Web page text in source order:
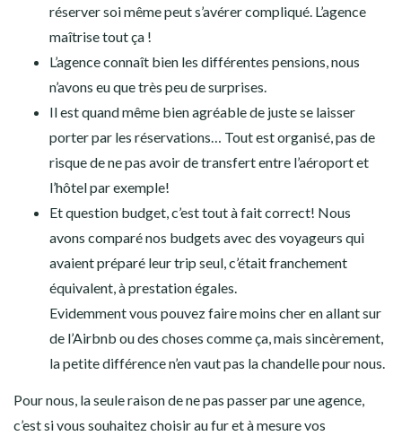
réserver soi même peut s’avérer compliqué. L’agence
maîtrise tout ça !
L’agence connaît bien les différentes pensions, nous
n’avons eu que très peu de surprises.
Il est quand même bien agréable de juste se laisser
porter par les réservations… Tout est organisé, pas de
risque de ne pas avoir de transfert entre l’aéroport et
l’hôtel par exemple!
Et question budget, c’est tout à fait correct! Nous
avons comparé nos budgets avec des voyageurs qui
avaient préparé leur trip seul, c’était franchement
équivalent, à prestation égales.
Evidemment vous pouvez faire moins cher en allant sur
de l’Airbnb ou des choses comme ça, mais sincèrement,
la petite différence n’en vaut pas la chandelle pour nous.
Pour nous, la seule raison de ne pas passer par une agence,
c’est si vous souhaitez choisir au fur et à mesure vos